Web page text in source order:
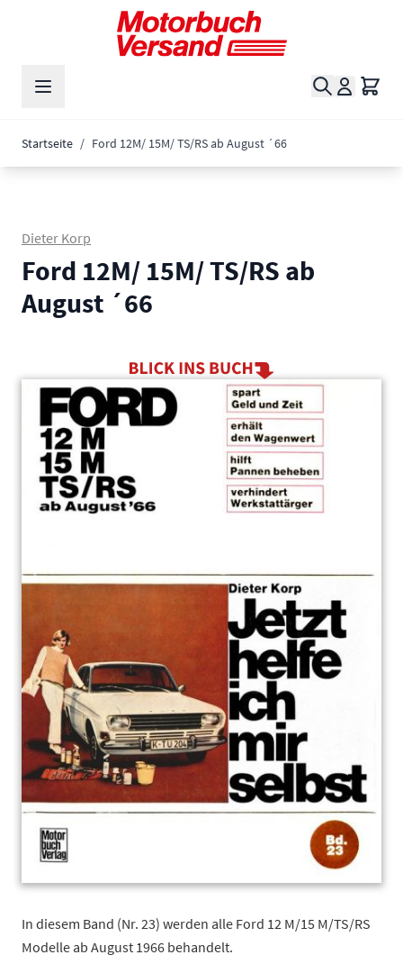
Zum Inhalt springen
Suche
Startseite / Ford 12M/ 15M/ TS/RS ab August ´66
Dieter Korp
Ford 12M/ 15M/ TS/RS ab
August ´66
Main image
Click to view image in fullscreen
In diesem Band (Nr. 23) werden alle Ford 12 M/15 M/TS/RS
Modelle ab August 1966 behandelt.